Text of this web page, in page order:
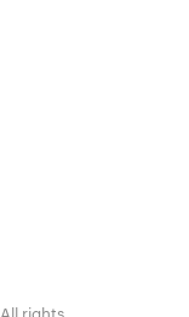
rights